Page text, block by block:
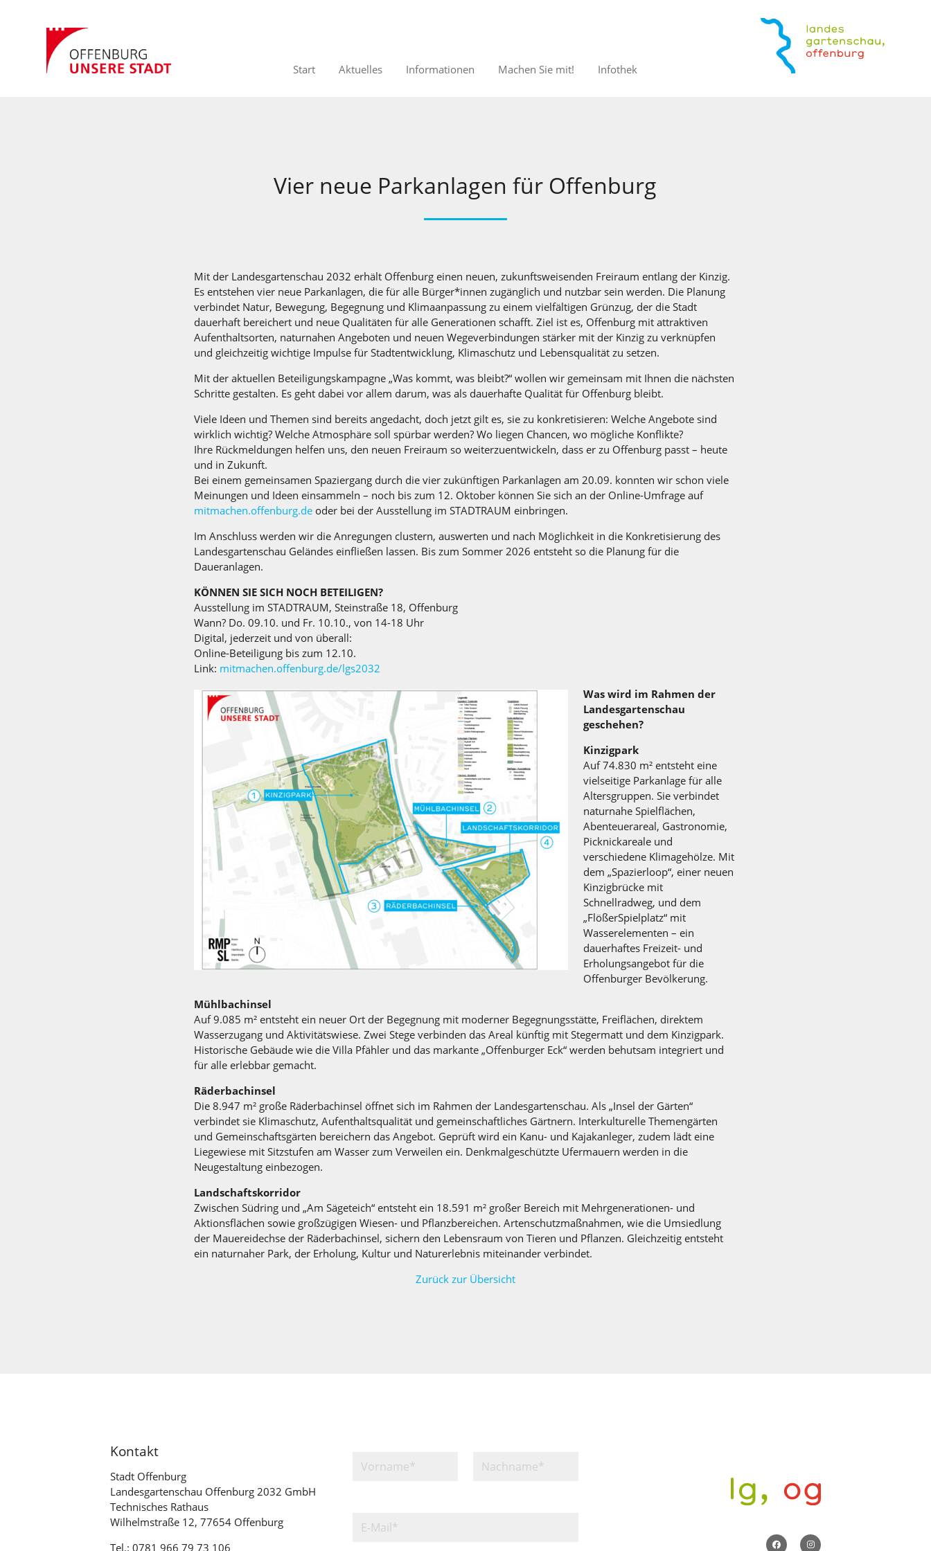
Start Aktuelles Informationen Machen Sie mit! Infothek
Vier neue Parkanlagen für Offenburg
Mit der Landesgartenschau 2032 erhält Offenburg einen neuen, zukunftsweisenden Freiraum entlang der Kinzig.
Es entstehen vier neue Parkanlagen, die für alle Bürger*innen zugänglich und nutzbar sein werden. Die Planung
verbindet Natur, Bewegung, Begegnung und Klimaanpassung zu einem vielfältigen Grünzug, der die Stadt
dauerhaft bereichert und neue Qualitäten für alle Generationen schafft. Ziel ist es, Offenburg mit attraktiven
Aufenthaltsorten, naturnahen Angeboten und neuen Wegeverbindungen stärker mit der Kinzig zu verknüpfen
und gleichzeitig wichtige Impulse für Stadtentwicklung, Klimaschutz und Lebensqualität zu setzen.
Mit der aktuellen Beteiligungskampagne „Was kommt, was bleibt?“ wollen wir gemeinsam mit Ihnen die nächsten
Schritte gestalten. Es geht dabei vor allem darum, was als dauerhafte Qualität für Offenburg bleibt.
Viele Ideen und Themen sind bereits angedacht, doch jetzt gilt es, sie zu konkretisieren: Welche Angebote sind
wirklich wichtig? Welche Atmosphäre soll spürbar werden? Wo liegen Chancen, wo mögliche Konflikte?
Ihre Rückmeldungen helfen uns, den neuen Freiraum so weiterzuentwickeln, dass er zu Offenburg passt – heute
und in Zukunft.
Bei einem gemeinsamen Spaziergang durch die vier zukünftigen Parkanlagen am 20.09. konnten wir schon viele
Meinungen und Ideen einsammeln – noch bis zum 12. Oktober können Sie sich an der Online-Umfrage auf
mitmachen.offenburg.de oder bei der Ausstellung im STADTRAUM einbringen.
Im Anschluss werden wir die Anregungen clustern, auswerten und nach Möglichkeit in die Konkretisierung des
Landesgartenschau Geländes einfließen lassen. Bis zum Sommer 2026 entsteht so die Planung für die
Daueranlagen.
KÖNNEN SIE SICH NOCH BETEILIGEN?
Ausstellung im STADTRAUM, Steinstraße 18, Offenburg
Wann? Do. 09.10. und Fr. 10.10., von 14-18 Uhr
Digital, jederzeit und von überall:
Online-Beteiligung bis zum 12.10.
Link: mitmachen.offenburg.de/lgs2032
Was wird im Rahmen der
Landesgartenschau
geschehen?
Kinzigpark
Auf 74.830 m² entsteht eine
vielseitige Parkanlage für alle
Altersgruppen. Sie verbindet
naturnahe Spielflächen,
Abenteuerareal, Gastronomie,
Picknickareale und
verschiedene Klimagehölze. Mit
dem „Spazierloop“, einer neuen
Kinzigbrücke mit
Schnellradweg, und dem
„FlößerSpielplatz“ mit
Wasserelementen – ein
dauerhaftes Freizeit- und
Erholungsangebot für die
Offenburger Bevölkerung.
Mühlbachinsel
Auf 9.085 m² entsteht ein neuer Ort der Begegnung mit moderner Begegnungsstätte, Freiflächen, direktem
Wasserzugang und Aktivitätswiese. Zwei Stege verbinden das Areal künftig mit Stegermatt und dem Kinzigpark.
Historische Gebäude wie die Villa Pfähler und das markante „Offenburger Eck“ werden behutsam integriert und
für alle erlebbar gemacht.
Räderbachinsel
Die 8.947 m² große Räderbachinsel öffnet sich im Rahmen der Landesgartenschau. Als „Insel der Gärten“
verbindet sie Klimaschutz, Aufenthaltsqualität und gemeinschaftliches Gärtnern. Interkulturelle Themengärten
und Gemeinschaftsgärten bereichern das Angebot. Geprüft wird ein Kanu- und Kajakanleger, zudem lädt eine
Liegewiese mit Sitzstufen am Wasser zum Verweilen ein. Denkmalgeschützte Ufermauern werden in die
Neugestaltung einbezogen.
Landschaftskorridor
Zwischen Südring und „Am Sägeteich“ entsteht ein 18.591 m² großer Bereich mit Mehrgenerationen- und
Aktionsflächen sowie großzügigen Wiesen- und Pflanzbereichen. Artenschutzmaßnahmen, wie die Umsiedlung
der Mauereidechse der Räderbachinsel, sichern den Lebensraum von Tieren und Pflanzen. Gleichzeitig entsteht
ein naturnaher Park, der Erholung, Kultur und Naturerlebnis miteinander verbindet.
Zurück zur Übersicht
Kontakt
Stadt Offenburg
Landesgartenschau Offenburg 2032 GmbH
Technisches Rathaus
Wilhelmstraße 12, 77654 Offenburg
Tel.: 0781 966 79 73 106